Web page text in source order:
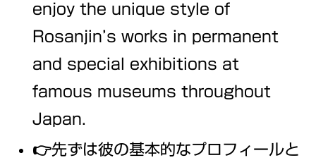
enjoy the unique style of
Rosanjin’s works in permanent
and special exhibitions at
famous museums throughout
Japan.
👉先ずは彼の基本的なプロフィールと